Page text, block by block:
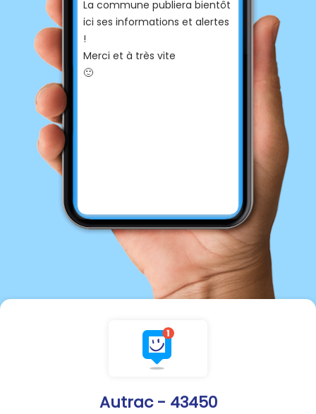
Autrac - 43450
La commune publiera bientôt
ici ses informations et alertes
!
Merci et à très vite
🙂